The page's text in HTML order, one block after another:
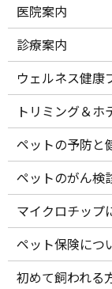
医院案内
診療案内
ウェルネス健康
トリミング＆ホ
ペットの予防と
ペットのがん検
マイクロチップ
ペット保険につ
初めて飼われる